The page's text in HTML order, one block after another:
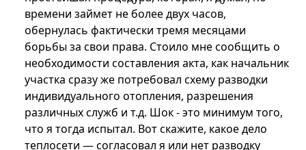
времени займет не более двух часов,
обернулась фактически тремя месяцами
борьбы за свои права. Стоило мне сообщить о
необходимости составления акта, как начальник
участка сразу же потребовал схему разводки
индивидуального отопления, разрешения
различных служб и т.д. Шок - это минимум того,
что я тогда испытал. Вот скажите, какое дело
теплосети — согласовал я или нет разводку